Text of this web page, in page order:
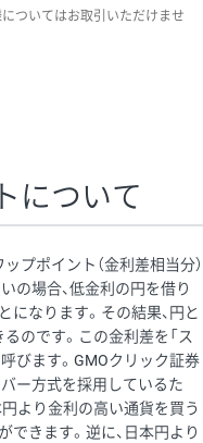
ついてはお取引いただけませ
について
プポイント（金利差相当分）
の場合、低金利の円を借り
になります。その結果、円と
のです。この金利差を「ス
びます。GMOクリック証券
ー方式を採用しているた
円より金利の高い通貨を買う
できます。逆に、日本円より